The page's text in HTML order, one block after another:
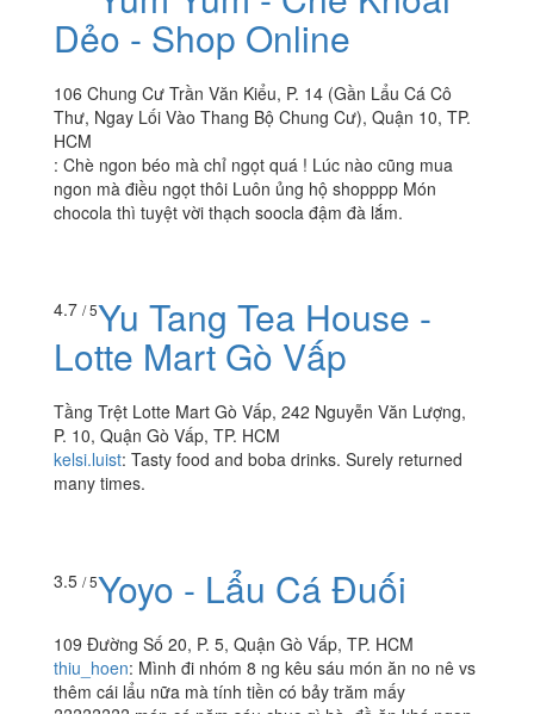
3.9 / 5Yum Yum - Chè Khoai
Dẻo - Shop Online
106 Chung Cư Trần Văn Kiểu, P. 14 (Gần Lẩu Cá Cô
Thư, Ngay Lối Vào Thang Bộ Chung Cư), Quận 10, TP.
chocola thì tuyệt vời thạch soocla đậm đà lắm.
4.7/ 5 Yu Tang Tea House -
Lotte Mart Gò Vấp
many times.
3.5/ 5Yoyo - Lẩu Cá Đuối